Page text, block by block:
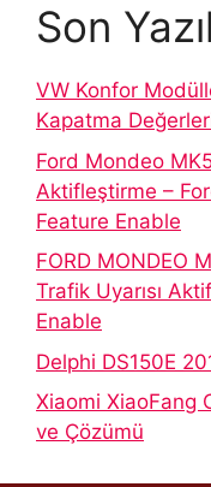
Son
VW Konfor
Kapatma
Ford Mondeo
Aktifleştirme –
Feature Enable
FORD MONDEO
Trafik Uyarısı
Enable
Delphi DS150E
Xiaomi XiaoFang
ve Çözümü